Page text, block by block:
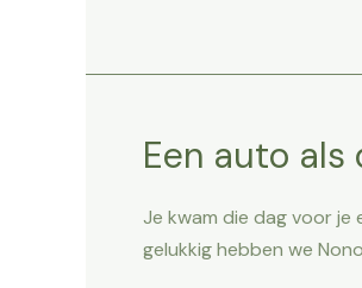
Een auto als
Je kwam die dag voor je
gelukkig hebben we
Een
als
droom